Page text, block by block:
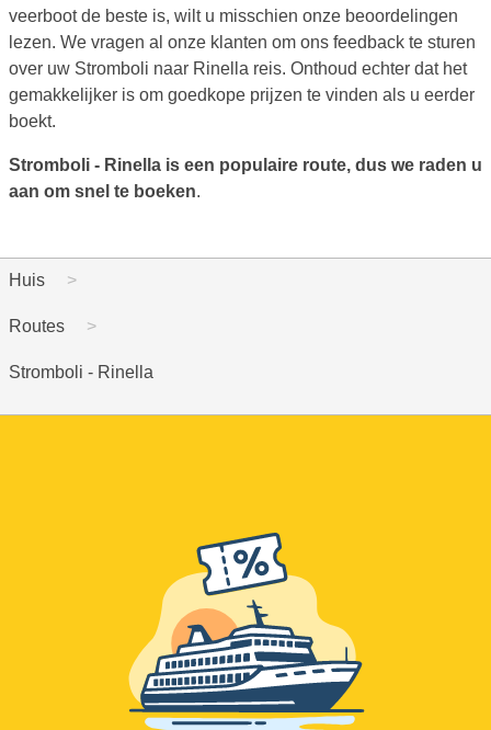
veerboot de beste is, wilt u misschien onze beoordelingen
lezen. We vragen al onze klanten om ons feedback te sturen
over uw Stromboli naar Rinella reis. Onthoud echter dat het
gemakkelijker is om goedkope prijzen te vinden als u eerder
boekt.
Stromboli - Rinella is een populaire route, dus we raden u
aan om snel te boeken.
Huis
Routes
Stromboli - Rinella